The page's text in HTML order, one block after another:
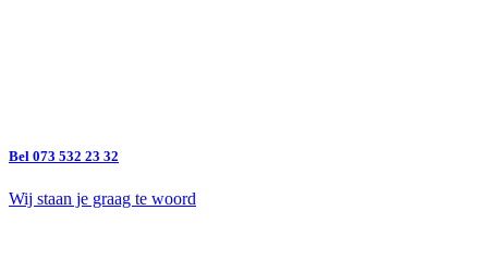
Bel 073 532 23 32
Wij staan je graag te woord